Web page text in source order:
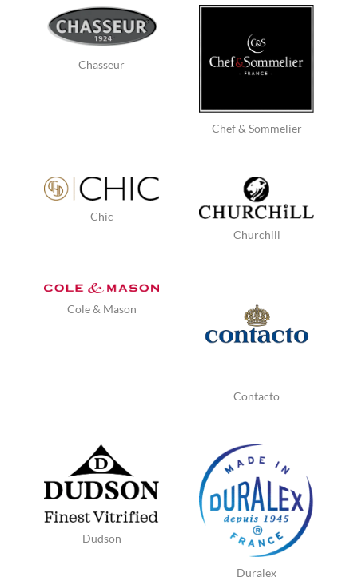
Chasseur
Chef & Sommelier
Chic
Churchill
Cole & Mason
Contacto
Dudson
Duralex